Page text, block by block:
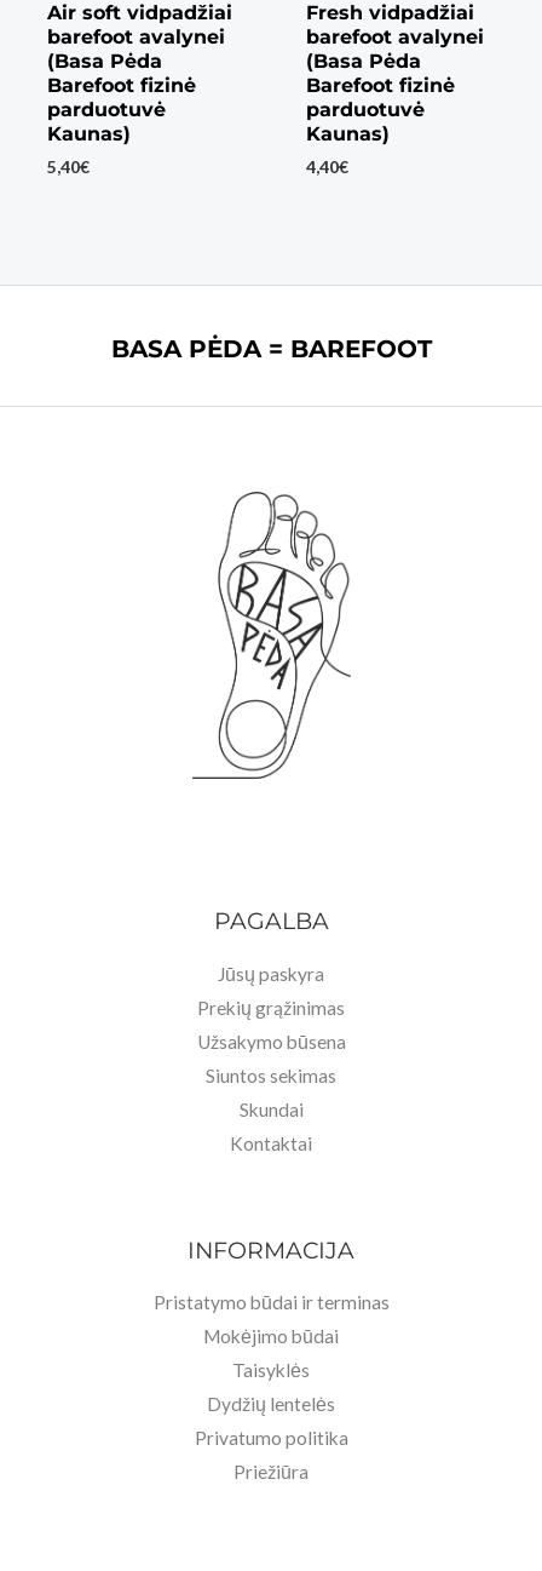
Air soft vidpadžiai
barefoot avalynei
(Basa Pėda
Barefoot fizinė
parduotuvė
Kaunas)
5,40€
Fresh vidpadžiai
barefoot avalynei
(Basa Pėda
Barefoot fizinė
parduotuvė
Kaunas)
4,40€
BASA PĖDA = BAREFOOT
PAGALBA
Jūsų paskyra
Prekių grąžinimas
Užsakymo būsena
Siuntos sekimas
Skundai
Kontaktai
INFORMACIJA
Pristatymo būdai ir terminas
Mokėjimo būdai
Taisyklės
Dydžių lentelės
Privatumo politika
Priežiūra